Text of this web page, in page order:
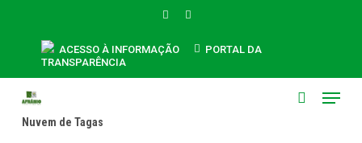
FACEBOOKINSTAGRAM
ACESSO À INFORMAÇÃO
PORTAL DA
TRANSPARÊNCIA
Menu
Nuvem de Tagas